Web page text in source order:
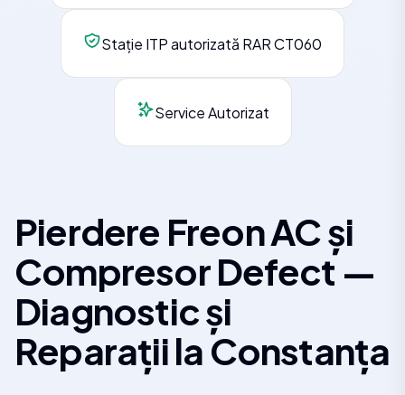
Stație ITP autorizată RAR CT060
Service Autorizat
Pierdere Freon AC și
Compresor Defect —
Diagnostic și
Reparații la Constanța